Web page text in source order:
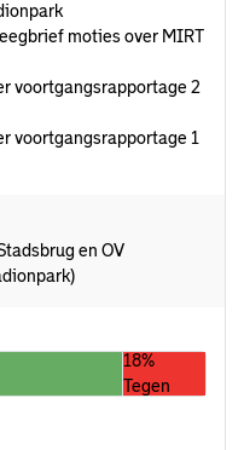
moties over MIRT
voortgangsrapportage 2
voortgangsrapportage 1
en OV
18%
Tegen